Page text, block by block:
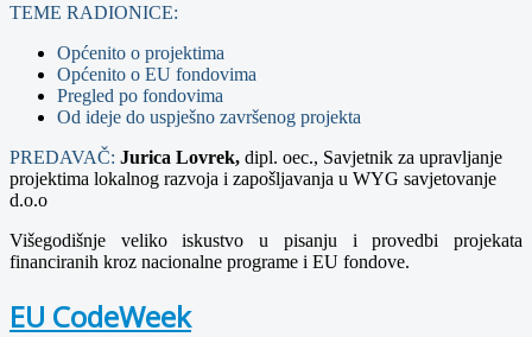
TEME RADIONICE:
Općenito o projektima
Općenito o EU fondovima
Pregled po fondovima
Od ideje do uspješno završenog projekta
PREDAVAČ: Jurica Lovrek, dipl. oec., Savjetnik za upravljanje
projektima lokalnog razvoja i zapošljavanja u WYG savjetovanje
d.o.o
Višegodišnje veliko iskustvo u pisanju i provedbi projekata
financiranih kroz nacionalne programe i EU fondove.
EU CodeWeek